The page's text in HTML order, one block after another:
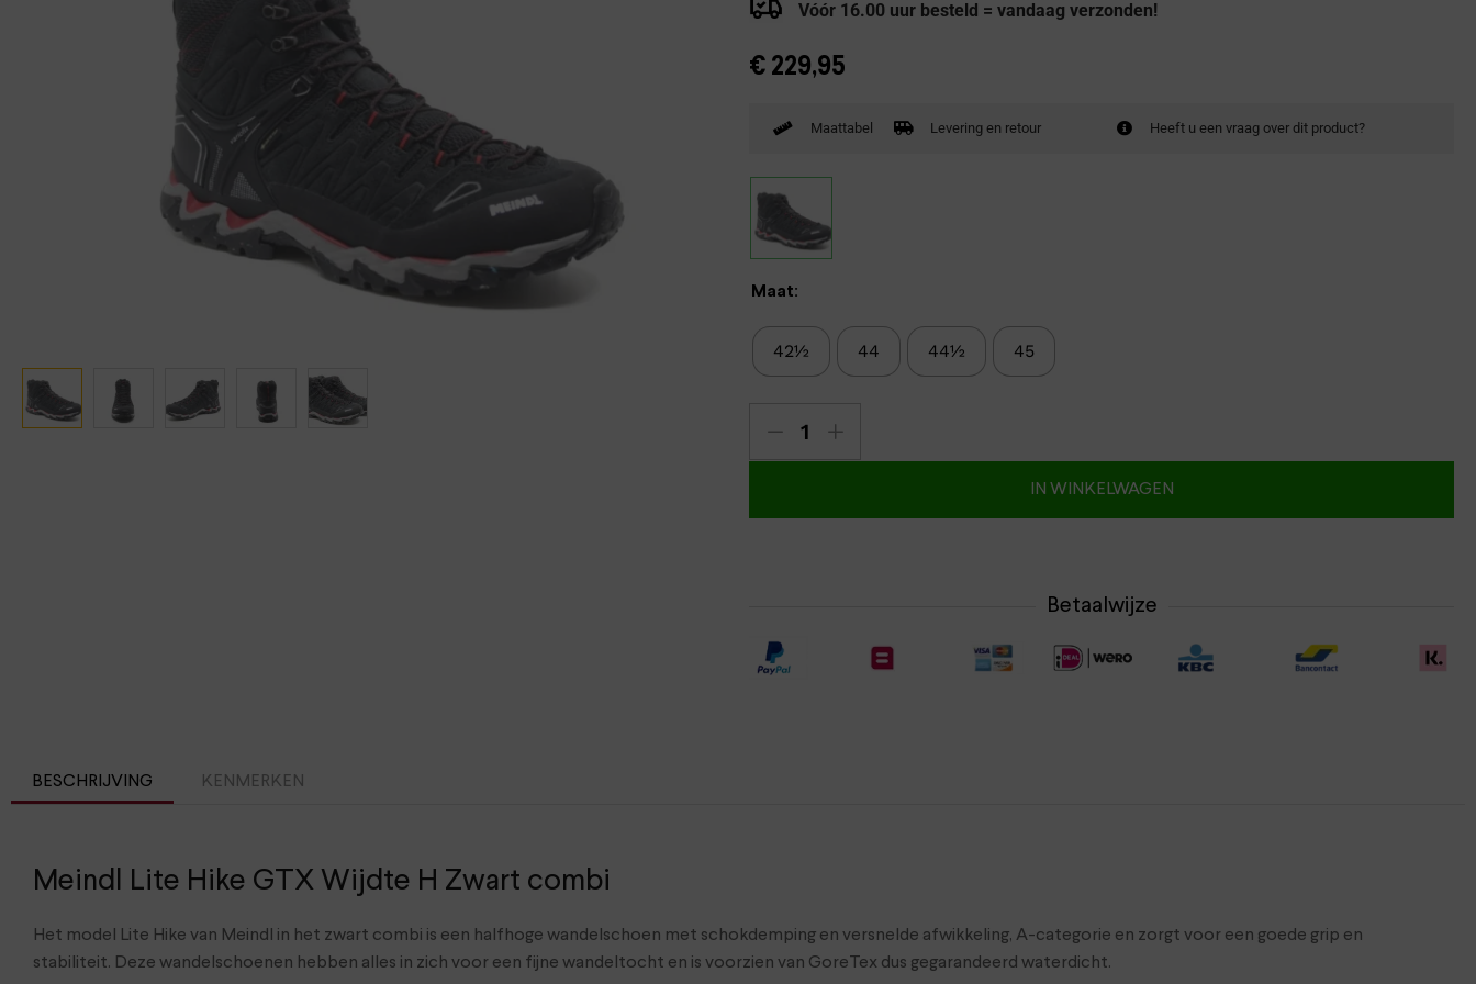
Pantoffels
Verbandschoenen (externe website) Vóór 16.00 uur besteld = vandaag verzonden!
€ 229,95
Maattabel Levering en retour Heeft u een vraag over dit product?
Maat:
42½ 44 44½ 45
IN WINKELWAGEN
Betaalwijze
BESCHRIJVING KENMERKEN
Meindl Lite Hike GTX Wijdte H Zwart combi
Het model Lite Hike van Meindl in het zwart combi is een halfhoge wandelschoen met schokdemping en versnelde afwikkeling, A-categorie en zorgt voor een goede grip en
stabiliteit. Deze wandelschoenen hebben alles in zich voor een fijne wandeltocht en is voorzien van GoreTex dus gegarandeerd waterdicht.